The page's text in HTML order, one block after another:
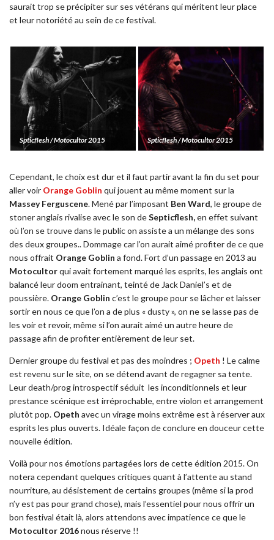
saurait trop se précipiter sur ses vétérans qui méritent leur place
et leur notoriété au sein de ce festival.
Spticflesh / Motocultor 2015 Spticflesh / Motocultor 2015
Cependant, le choix est dur et il faut partir avant la fin du set pour
aller voir Orange Goblin qui jouent au même moment sur la
Massey Ferguscene. Mené par l’imposant Ben Ward, le groupe de
stoner anglais rivalise avec le son deSepticflesh,en effet suivant
où l’on se trouve dans le public on assiste a un mélange des sons
des deux groupes.. Dommage car l’on aurait aimé profiter de ce que
nous offrait Orange Goblin a fond. Fort d’un passage en 2013 au
Motocultorqui avait fortement marqué les esprits, les anglais ont
balancé leur doom entrainant, teinté de Jack Daniel’s et de
poussière. Orange Goblin c’est le groupe pour se lâcher et laisser
sortir en nous ce que l’on a de plus « dusty », on ne se lasse pas de
les voir et revoir, même si l’on aurait aimé un autre heure de
passage afin de profiter entièrement de leur set.
Dernier groupe du festival et pas des moindres ; Opeth ! Le calme
est revenu sur le site, on se détend avant de regagner sa tente.
Leur death/prog introspectif séduit les inconditionnels et leur
prestance scénique est irréprochable, entre violon et arrangement
plutôt pop. Opeth avec un virage moins extrême est à réserver aux
esprits les plus ouverts. Idéale façon de conclure en douceur cette
nouvelle édition.
Voilà pour nos émotions partagées lors de cette édition 2015. On
notera cependant quelques critiques quant à l’attente au stand
nourriture, au désistement de certains groupes (même si la prod
n’y est pas pour grand chose), mais l’essentiel pour nous offrir un
bon festival était là, alors attendons avec impatience ce que le
Motocultor 2016nous réserve !!